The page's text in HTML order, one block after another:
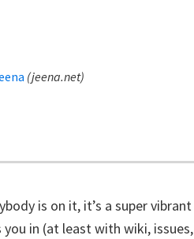
(jeena.net)
is on it, it’s a super vibrant
in (at least with wiki, issues,